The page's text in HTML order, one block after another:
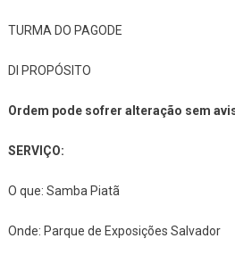
TURMA DO PAGODE
DI PROPÓSITO
Ordem pode sofrer alteração sem
SERVIÇO:
O que: Samba Piatã
Onde: Parque de Exposições Salvador